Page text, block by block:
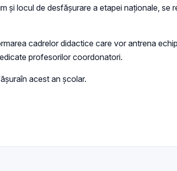
şi locul de desfăşurare a etapei naţionale, se
cadrelor didactice care vor antrena
profesorilor coordonatori.
acest an școlar.